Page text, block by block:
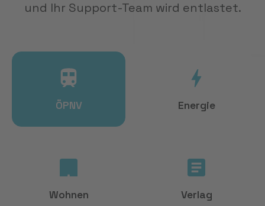
und Ihr Support-Team wird entlastet.
ÖPNV Energie
Wohnen Verlag